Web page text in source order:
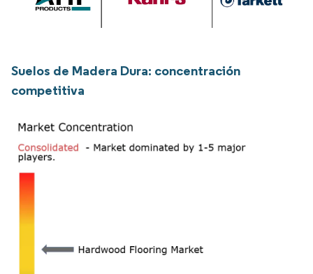
Suelos de Madera Dura: concentración
competitiva